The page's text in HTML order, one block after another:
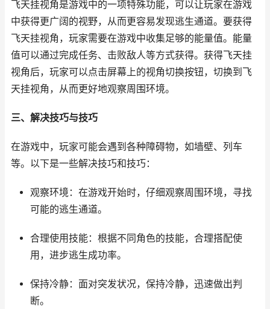
飞天挂视角是游戏中的一项特殊功能，可以让玩家在游戏
中获得更广阔的视野，从而更容易发现逃生通道。要获得
飞天挂视角，玩家需要在游戏中收集足够的能量值。能量
值可以通过完成任务、击败敌人等方式获得。获得飞天挂
视角后，玩家可以点击屏幕上的视角切换按钮，切换到飞
天挂视角，从而更好地观察周围环境。
三、解决技巧与技巧
在游戏中，玩家可能会遇到各种障碍物，如墙壁、列车
等。以下是一些解决技巧和技巧：
观察环境：在游戏开始时，仔细观察周围环境，寻找
可能的逃生通道。
合理使用技能：根据不同角色的技能，合理搭配使
用，进步逃生成功率。
保持冷静：面对突发状况，保持冷静，迅速做出判
断。